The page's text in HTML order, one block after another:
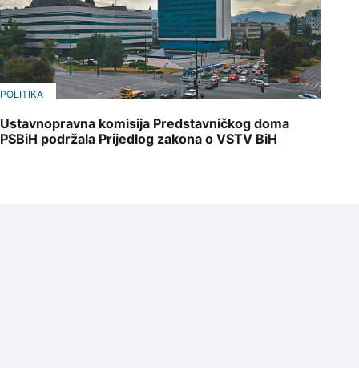
POLITIKA
Ustavnopravna komisija Predstavničkog doma
PSBiH podržala Prijedlog zakona o VSTV BiH